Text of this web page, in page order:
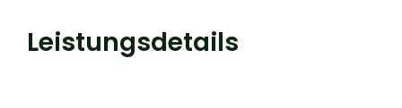
Leistungsdetails